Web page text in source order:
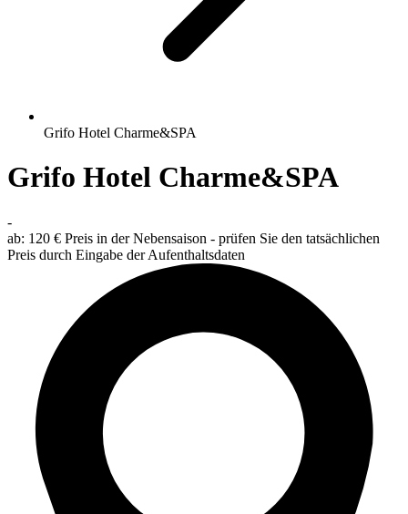
Grifo Hotel Charme&SPA
Grifo Hotel Charme&SPA
-
ab: 120 € Preis in der Nebensaison - prüfen Sie den tatsächlichen
Preis durch Eingabe der Aufenthaltsdaten